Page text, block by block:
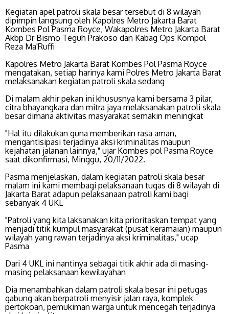
Kegiatan apel patroli skala besar tersebut di 8 wilayah
dipimpin langsung oleh Kapolres Metro Jakarta Barat
Kombes Pol Pasma Royce, Wakapolres Metro Jakarta Barat
Akbp Dr Bismo Teguh Prakoso dan Kabag Ops Kompol
Reza Ma'Ruffi
Kapolres Metro Jakarta Barat Kombes Pol Pasma Royce
mengatakan, setiap harinya kami Polres Metro Jakarta Barat
melaksanakan kegiatan patroli skala sedang
Di malam akhir pekan ini khususnya kami bersama 3 pilar,
citra bhayangkara dan mitra jaya melaksanakan patroli skala
besar dimana aktivitas masyarakat semakin meningkat
"Hal itu dilakukan guna memberikan rasa aman,
mengantisipasi terjadinya aksi kriminalitas maupun
kejahatan jalanan lainnya," ujar Kombes pol Pasma Royce
saat dikonfirmasi, Minggu, 20/11/2022.
Pasma menjelaskan, dalam kegiatan patroli skala besar
malam ini kami membagi pelaksanaan tugas di 8 wilayah di
Jakarta Barat adapun pelaksanaan patroli kami bagi
sebanyak 4 UKL
"Patroli yang kita laksanakan kita prioritaskan tempat yang
menjadi titik kumpul masyarakat (pusat keramaian) maupun
wilayah yang rawan terjadinya aksi kriminalitas," ucap
Pasma
Dari 4 UKL ini nantinya sebagai titik akhir ada di masing-
masing pelaksanaan kewilayahan
Dia menambahkan dalam patroli skala besar ini petugas
gabung akan berpatroli menyisir jalan raya, komplek
pertokoan, pemukiman warga untuk mencegah terjadinya